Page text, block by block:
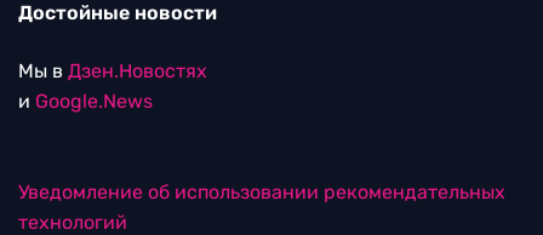
Достойные новости
Мы в Дзен.Новостях
и Google.News
Уведомление об использовании рекомендательных
технологий